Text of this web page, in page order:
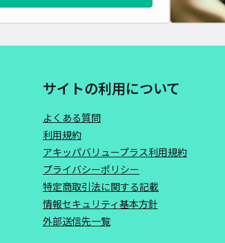
サイトの利用について
よくある質問
利用規約
アキッパバリュープラス利用規約
プライバシーポリシー
特定商取引法に関する記載
情報セキュリティ基本方針
外部送信先一覧